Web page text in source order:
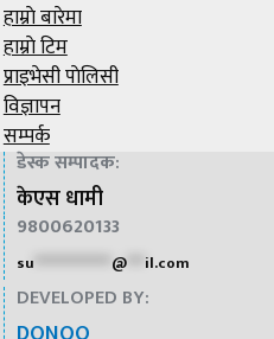
हाम्राे बारेमा
हाम्राे टिम
प्राइभेसी पाेलिसी
विज्ञापन
सम्पर्क
डेस्क सम्पादक:
केएस धामी
9800620133
su @*** il.com
DEVELOPED BY: